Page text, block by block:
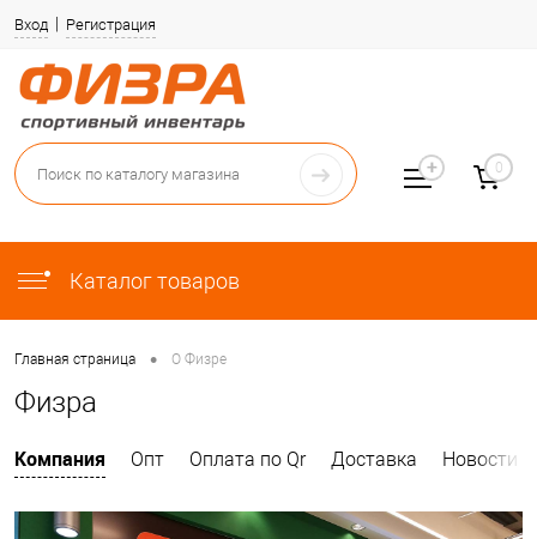
Вход Регистрация
Каталог товаров
0
Главная страница • О Физре
Физра
Компания Опт Оплата по Qr Доставка Новости